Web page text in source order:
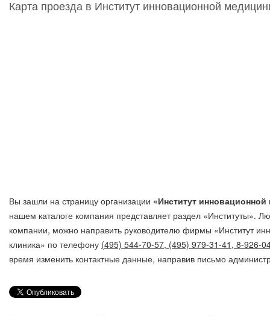
Карта проезда в Институт инновационной
Вы зашли на страницу организации «Институт
нашем каталоге компания представляет раздел «Институты».
компании, можно направить руководителю фирмы «Институт
клиника» по телефону (495) 544-70-57, (495) 979-31-41, 8-926-
время изменить контактные данные, направив письмо